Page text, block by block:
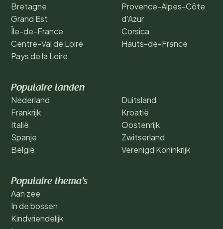
Bretagne
Grand Est
Île-de-France
Centre-Val de Loire
Pays de la Loire
Provence-Alpes-Côte
d'Azur
Corsica
Hauts-de-France
Populaire landen
Nederland
Frankrijk
Italië
Spanje
België
Duitsland
Kroatië
Oostenrijk
Zwitserland
Verenigd Koninkrijk
Populaire thema's
Aan zee
In de bossen
Kindvriendelijk